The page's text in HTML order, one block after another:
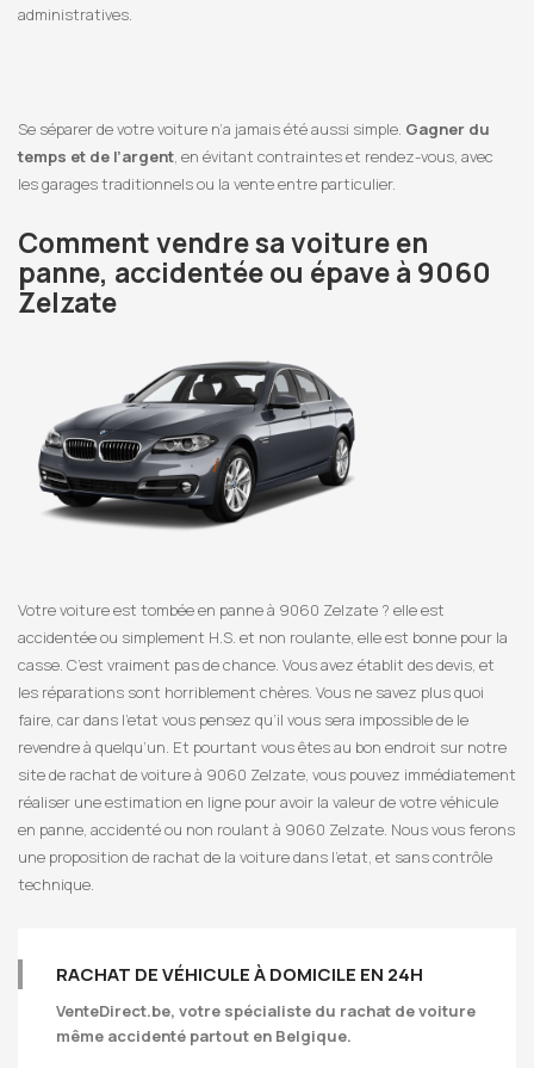
administratives.
Se séparer de votre voiture n’a jamais été aussi simple. Gagner du
temps et de l’argent, en évitant contraintes et rendez-vous, avec
les garages traditionnels ou la vente entre particulier.
Comment vendre sa voiture en
panne, accidentée ou épave à 9060
Zelzate
Votre voiture est tombée en panne à 9060 Zelzate ? elle est
accidentée ou simplement H.S. et non roulante, elle est bonne pour la
casse. C’est vraiment pas de chance. Vous avez établit des devis, et
les réparations sont horriblement chères. Vous ne savez plus quoi
faire, car dans l’etat vous pensez qu’il vous sera impossible de le
revendre à quelqu’un. Et pourtant vous êtes au bon endroit sur notre
site de rachat de voiture à 9060 Zelzate, vous pouvez immédiatement
réaliser une estimation en ligne pour avoir la valeur de votre véhicule
en panne, accidenté ou non roulant à 9060 Zelzate. Nous vous ferons
une proposition de rachat de la voiture dans l’etat, et sans contrôle
technique.
RACHAT DE VÉHICULE À DOMICILE EN 24H
VenteDirect.be, votre spécialiste du rachat de voiture
même accidenté partout en Belgique.